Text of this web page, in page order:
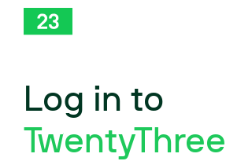
Log in to
TwentyThree